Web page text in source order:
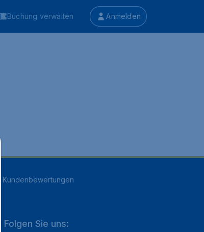
Buchung verwalten Anmelden
Kundenbewertungen
Folgen Sie uns: